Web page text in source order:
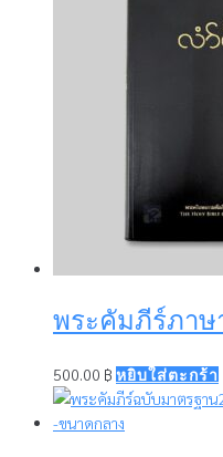
พระคัมภีร์ภาษ
500.00 ฿ หยิบใส่ตะกร้า